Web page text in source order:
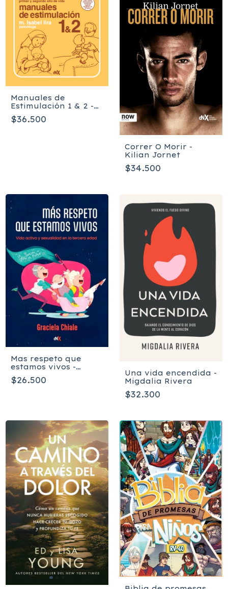
Manuales de
Estimulación 1 & 2 -
Lira Maria Isabel
$36.500
Correr O Morir -
Kilian Jornet
$34.500
Mas respeto que
estamos vivos -
Chiale Graciela
$26.500
Una vida encendida -
Migdalia Rivera
$32.300